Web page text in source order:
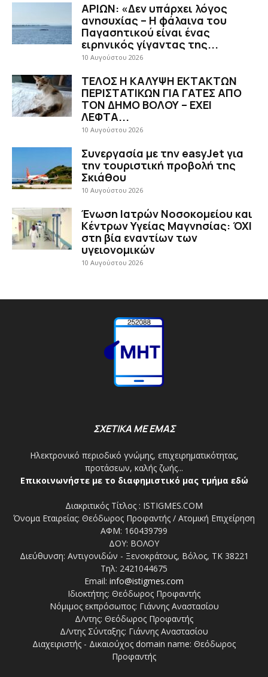
ΑΡΙΩΝ: «Δεν υπάρχει λόγος
ανησυχίας – Η φάλαινα του
Παγασητικού είναι ένας
ειρηνικός γίγαντας της...
10 Αυγούστου 2026
ΤΕΛΟΣ Η ΚΑΛΥΨΗ ΕΚΤΑΚΤΩΝ
ΠΕΡΙΣΤΑΤΙΚΩΝ ΓΙΑ ΓΑΤΕΣ ΑΠΟ
ΤΟΝ ΔΗΜΟ ΒΟΛΟΥ – ΕΧΕΙ
ΛΕΦΤΑ...
10 Αυγούστου 2026
Συνεργασία με την easyJet για
την τουριστική προβολή της
Σκιάθου
10 Αυγούστου 2026
Ένωση Ιατρών Νοσοκομείου και
Κέντρων Υγείας Μαγνησίας: ΌΧΙ
στη βία εναντίων των
υγειονομικών
10 Αυγούστου 2026
ΣΧΕΤΙΚΑ ΜΕ ΕΜΑΣ
Ηλεκτρονικό περιοδικό γνώμης, επιχειρηματικότητας,
προτάσεων, καλής ζωής...
Επικοινωνήστε με το διαφημιστικό μας τμήμα εδώ
Διακριτικός Τίτλος : ISTIGMES.COM
Όνομα Εταιρείας: Θεόδωρος Προφαντής / Ατομική Επιχείρηση
ΑΦΜ: 160439799
ΔΟΥ: ΒΟΛΟΥ
Διεύθυνση: Αντιγονιδών - Ξενοκράτους, Βόλος, ΤΚ 38221
Τηλ: 2421044675
Email: info@istigmes.com
Ιδιοκτήτης: Θεόδωρος Προφαντής
Νόμιμος εκπρόσωπος: Γιάννης Αναστασίου
Δ/ντης: Θεόδωρος Προφαντής
Δ/ντης Σύνταξης: Γιάννης Αναστασίου
Διαχειριστής - Δικαιούχος domain name: Θεόδωρος
Προφαντής